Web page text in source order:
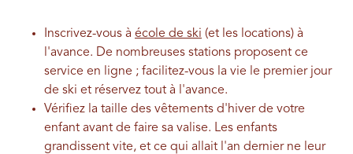
Inscrivez-vous à école de ski (et les locations) à
l'avance. De nombreuses stations proposent ce
service en ligne ; facilitez-vous la vie le premier jour
de ski et réservez tout à l'avance.
Vérifiez la taille des vêtements d'hiver de votre
enfant avant de faire sa valise. Les enfants
grandissent vite, et ce qui allait l'an dernier ne leur